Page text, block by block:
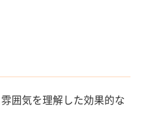
囲気を理解した効果的な